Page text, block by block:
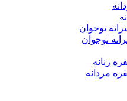
نوجوان
نوجوان
زنانه
مردانه